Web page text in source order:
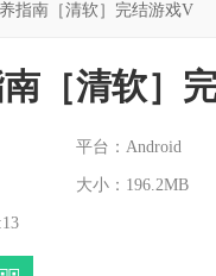
指南［清软］完结游戏V
［清软］
平台：Android
大小：196.2MB